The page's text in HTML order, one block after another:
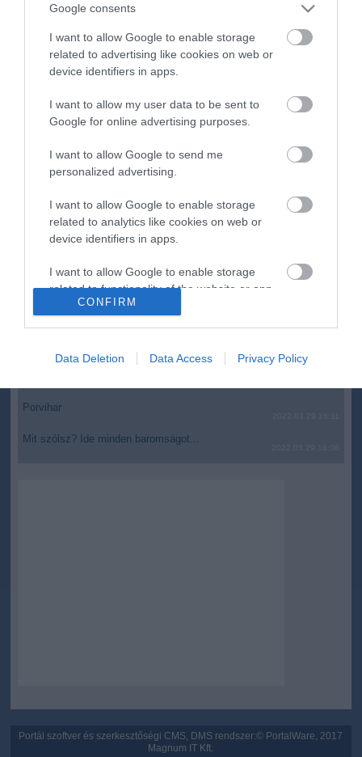
Google consents
I want to allow Google to enable storage
related to advertising like cookies on web or
device identifiers in apps.
I want to allow my user data to be sent to
Google for online advertising purposes.
I want to allow Google to send me
personalized advertising.
I want to allow Google to enable storage
related to analytics like cookies on web or
device identifiers in apps.
I want to allow Google to enable storage
related to functionality of the website or app.
related to security, including authentication
functionality and fraud prevention, and other
CONFIRM
Data Deletion Data Access Privacy Policy
Kenyában bezzeg minden zöldebb
Második világháborús német katonai motorkerékpár
bukkant elő a Dunából
A Tisza-frakció kezdeményezte, hogy jövő kedden legyen
Szomjazó gólyának adott inni egy férfi Tiszakécskénél -
megható pillanatot rögzített a kamera
Megható felvétel: elpusztult borját vitte magával egy
delfinanya
top cikkek:
Nem is olyan egészséges a népszerű banán?
top fórum témák:
Tanár Úr gyere, mindjárt lesz Lillád!
2022.05.10 21:07
Porvihar
Mit szólsz? Ide minden baromságot...
Portál szoftver és szerkesztőségi CMS, DMS rendszer:© PortalWare, 2017
Magnum IT Kft.